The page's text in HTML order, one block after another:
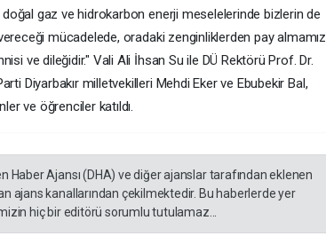
gaz ve hidrokarbon enerji meselelerinde bizlerin de
mücadelede, oradaki zenginliklerden pay almamız
ve dileğidir." Vali Ali İhsan Su ile DÜ Rektörü Prof. Dr.
Diyarbakır milletvekilleri Mehdi Eker ve Ebubekir Bal,
ve öğrenciler katıldı.
Haber Ajansı (DHA) ve diğer ajanslar tarafından eklenen
ajans kanallarından çekilmektedir. Bu haberlerde yer
hiç bir editörü sorumlu tutulamaz...